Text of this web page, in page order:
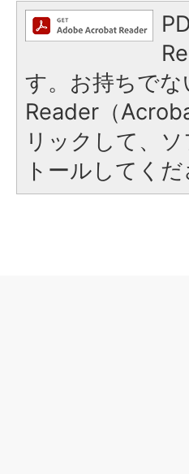
す。お持ちで
Reader（
リックして、
トールしてくだ